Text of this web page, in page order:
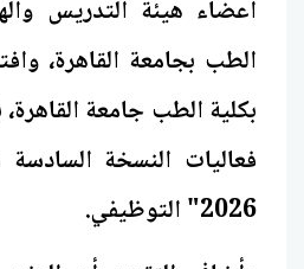
أعضاء هيئة التدريس
الطب بجامعة القاهرة،
بكلية الطب جامعة القاهرة،
فعاليات النسخة
2026" التوظيفي.